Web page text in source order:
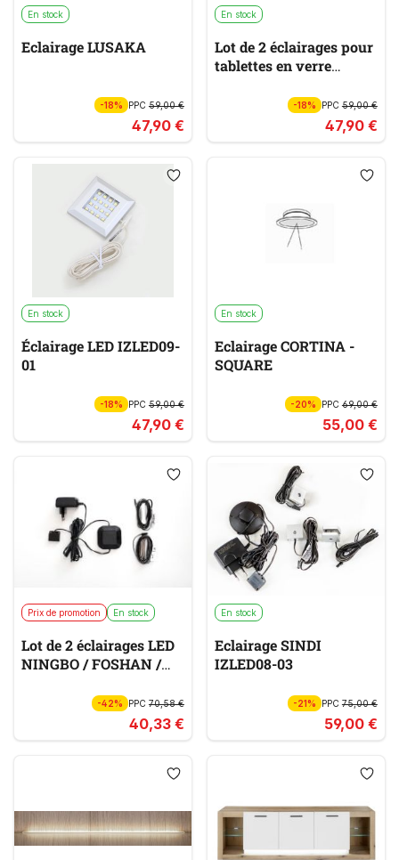
En stock
Eclairage LUSAKA
-18% PPC 59,00 €
47,90 €
En stock
Lot de 2 éclairages pour
tablettes en verre
-18% PPC59,00 €
47,90 €
En stock
Éclairage LED IZLED09-
01
-18% PPC 59,00 €
47,90 €
En stock
Eclairage CORTINA -
SQUARE
-20% PPC69,00 €
55,00 €
Prix de promotion En stock
Lot de 2 éclairages LED
NINGBO / FOSHAN /
-42% PPC 70,58 €
40,33 €
En stock
Eclairage SINDI
IZLED08-03
-21% PPC75,00 €
59,00 €